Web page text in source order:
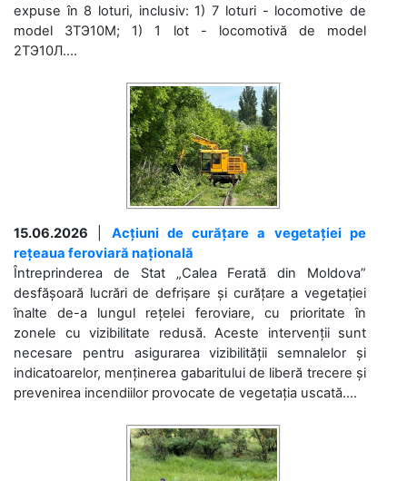
expuse în 8 loturi, inclusiv: 1) 7 loturi - locomotive de
model 3ТЭ10М; 1) 1 lot - locomotivă de model
2ТЭ10Л....
15.06.2026
Acțiuni de curățare a vegetației pe
rețeaua feroviară națională
Întreprinderea de Stat „Calea Ferată din Moldova”
desfășoară lucrări de defrișare și curățare a vegetației
înalte de-a lungul rețelei feroviare, cu prioritate în
zonele cu vizibilitate redusă. Aceste intervenții sunt
necesare pentru asigurarea vizibilității semnalelor și
indicatoarelor, menținerea gabaritului de liberă trecere și
prevenirea incendiilor provocate de vegetația uscată....